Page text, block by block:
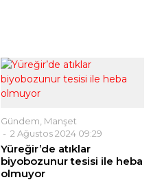
Gündem Manşet
2 Ağustos 2024 09:29
Yüreğir’de atıklar
biyobozunur tesisi ile heba
olmuyor